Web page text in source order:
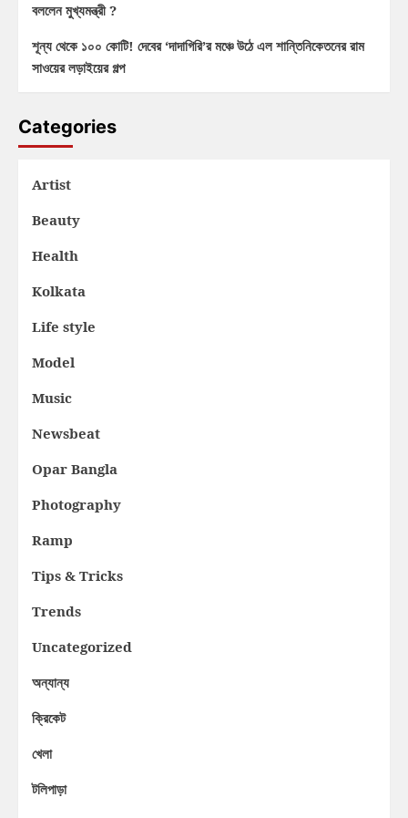
বললেন মুখ্যমন্ত্রী ?
শূন্য থেকে ১০০ কোটি! দেবের ‘দাদাগিরি’র মঞ্চে উঠে এল শান্তিনিকেতনের রাম
সাওয়ের লড়াইয়ের গল্প
Categories
Artist
Beauty
Health
Kolkata
Life style
Model
Music
Newsbeat
Opar Bangla
Photography
Ramp
Tips & Tricks
Trends
Uncategorized
অন্যান্য
ক্রিকেট
খেলা
টলিপাড়া